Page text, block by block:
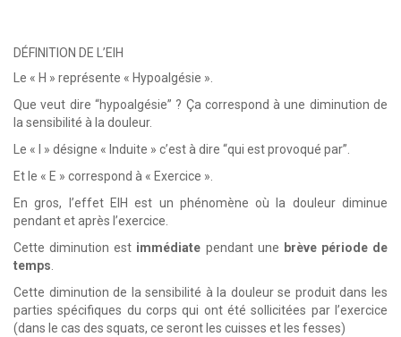
DÉFINITION DE L’EIH
Le « H » représente « Hypoalgésie ».
Que veut dire “hypoalgésie” ? Ça correspond à une diminution de
la sensibilité à la douleur.
Le « I » désigne « Induite » c’est à dire “qui est provoqué par”.
Et le « E » correspond à « Exercice ».
En gros, l’effet EIH est un phénomène où la douleur diminue
pendant et après l’exercice.
Cette diminution est immédiate pendant une brève période de
temps
Cette diminution de la sensibilité à la douleur se produit dans les
parties spécifiques du corps qui ont été sollicitées par l’exercice
(dans le cas des squats, ce seront les cuisses et les fesses)